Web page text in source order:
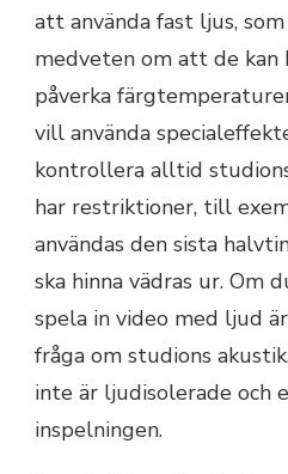
att använda fast ljus,
medveten om att de kan
påverka
vill använda
kontrollera alltid
har restriktioner, till
användas den sista
ska hinna vädras ur. Om
spela in video med ljud
fråga om studions
inte är ljudisolerade och
inspelningen.